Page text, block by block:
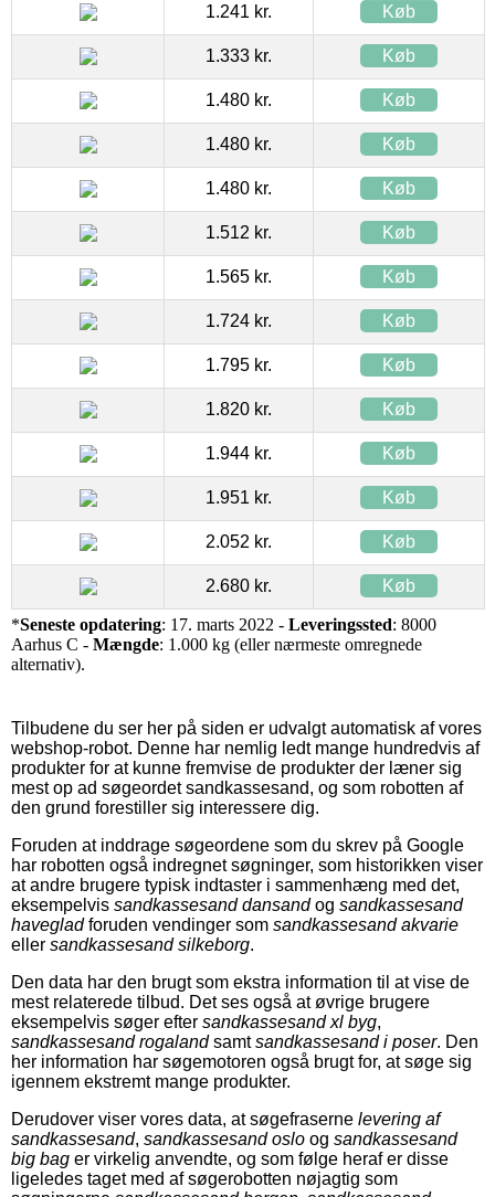
1.241 kr. Køb
1.333 kr. Køb
1.480 kr. Køb
1.480 kr. Køb
1.480 kr. Køb
1.512 kr. Køb
1.565 kr. Køb
1.724 kr. Køb
1.795 kr. Køb
1.820 kr. Køb
1.944 kr. Køb
1.951 kr. Køb
2.052 kr. Køb
2.680 kr. Køb
*Seneste opdatering: 17. marts 2022 - Leveringssted: 8000
Aarhus C - Mængde: 1.000 kg (eller nærmeste omregnede
alternativ).
Tilbudene du ser her på siden er udvalgt automatisk af vores
webshop-robot. Denne har nemlig ledt mange hundredvis af
produkter for at kunne fremvise de produkter der læner sig
mest op ad søgeordet sandkassesand, og som robotten af
den grund forestiller sig interessere dig.
Foruden at inddrage søgeordene som du skrev på Google
har robotten også indregnet søgninger, som historikken viser
at andre brugere typisk indtaster i sammenhæng med det,
eksempelvis sandkassesand dansandog sandkassesand
havegladforuden vendinger som sandkassesand akvarie
eller sandkassesand silkeborg.
Den data har den brugt som ekstra information til at vise de
mest relaterede tilbud. Det ses også at øvrige brugere
eksempelvis søger efter sandkassesand xl byg,
sandkassesand rogalandsamtsandkassesand i poser. Den
her information har søgemotoren også brugt for, at søge sig
igennem ekstremt mange produkter.
Derudover viser vores data, at søgefraserne levering af
sandkassesand, sandkassesand oslo og sandkassesand
big bag er virkelig anvendte, og som følge heraf er disse
ligeledes taget med af søgerobotten nøjagtig som